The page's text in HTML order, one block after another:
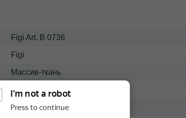
Figi Art. B 0736
Figi
Массив-ткань
Современный
Светлый